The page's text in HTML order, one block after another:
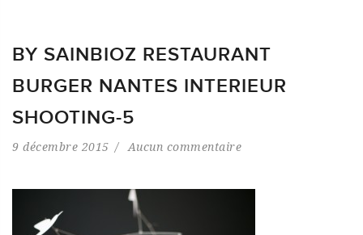
BY SAINBIOZ RESTAURANT
BURGER NANTES INTERIEUR
SHOOTING-5
9 décembre 2015 Aucun commentaire